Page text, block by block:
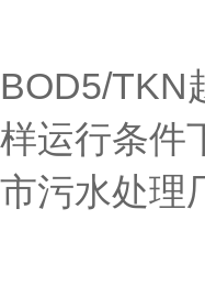
BOD5/TKN
样运行条件
市污水处理